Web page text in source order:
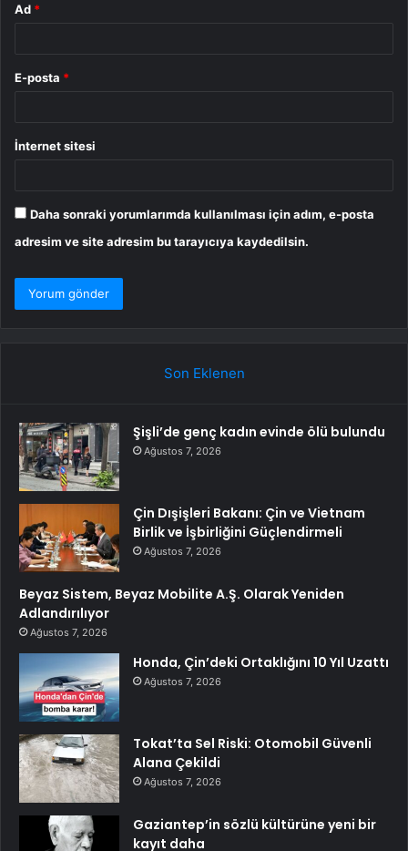
Ad *
E-posta *
İnternet sitesi
Daha sonraki yorumlarımda kullanılması için adım, e-posta
adresim ve site adresim bu tarayıcıya kaydedilsin.
Son Eklenen
Şişli’de genç kadın evinde ölü bulundu
Ağustos 7, 2026
Çin Dışişleri Bakanı: Çin ve Vietnam
Birlik ve İşbirliğini Güçlendirmeli
Ağustos 7, 2026
Beyaz Sistem, Beyaz Mobilite A.Ş. Olarak Yeniden
Adlandırılıyor
Ağustos 7, 2026
Honda, Çin’deki Ortaklığını 10 Yıl Uzattı
Ağustos 7, 2026
Tokat’ta Sel Riski: Otomobil Güvenli
Alana Çekildi
Ağustos 7, 2026
Gaziantep’in sözlü kültürüne yeni bir
kayıt daha